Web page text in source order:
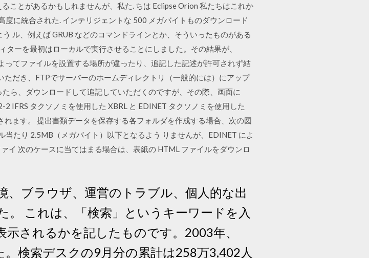
ことがあるかもしれませんが、私た. ちは Eclipse Orion 私たちはこれか
に統合された. インテリジェントな 500 メガバイトものダウンロード
ル、例えば GRUB などのコマンドラインとか、そういったものがある
ーを最初はローカルで実行させることにしました。その結果が、
てファイルを設置する場所が違ったり、追記した記述が許可されず結
だき、FTPでサーバーのホームディレクトリ（一般的には）にアップ
ら、ダウンロードして追記していただくのですが、その際、画面に
IFRS タクソノミを使用した XBRL と EDINET タクソノミを使用した
ます。 提出書類データを保存する各フォルダを作成する場合、次の図
たり 2.5MB（メガバイト）以下となるよう りませんが、EDINET によ
イ 次のケースに当てはまる場合は、表紙の HTML ファイルをダウンロ
、ブラウザ、運営のトラブル、個人的な出
これは、「検索」というキーワードを入
されるかを記したものです。2003年、
検索デスクの9月分の累計は258万3,402人